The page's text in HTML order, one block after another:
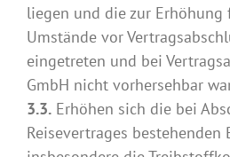
liegen und die zur Erhöhung
Umstände vor
eingetreten und bei
GmbH nicht vorhersehbar
3.3. Erhöhen sich die bei
Reisevertrages bestehenden